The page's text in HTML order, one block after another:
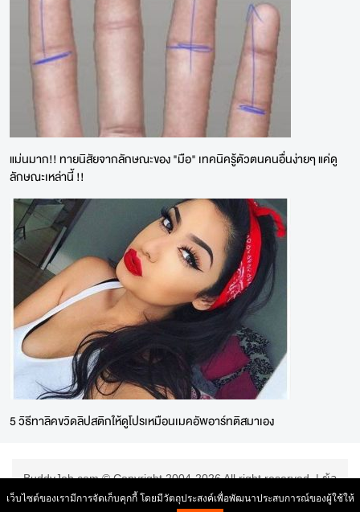
แม่นมาก!! ทายนิสัยจากลักษณะของ "มือ" เทคนิครู้ตัวตนคนอื่นง่ายๆ แค่ดู
ลักษณะเหล่านี้ !!
5 วิธีทาลิคขวิดลิปสติกให้ดูโปรเหมือนเมคอัพอาร์ทติสมาเอง
BuddyJob.com © Copyright 2004-2026 All right reserved. |ข้อ
ตกลงการใช้บริการ|
เว็บไซต์ของเรามีการจัดเก็บคุกกี้ โดยมีวัตถุประสงค์เพื่อพัฒนาประสบการณ์ของผู้ใช้ให้